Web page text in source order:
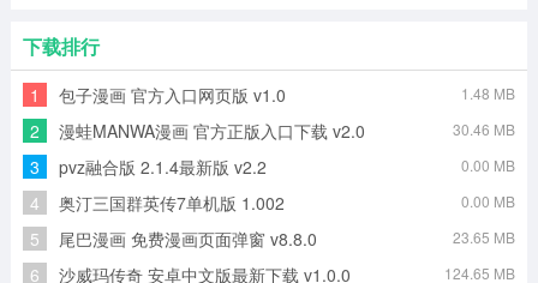
下载排行
1 包子漫画 官方入口网页版 v1.0 1.48 MB
2 漫蛙MANWA漫画 官方正版入口下载 v2.0 30.46 MB
3 pvz融合版 2.1.4最新版 v2.2 0.00 MB
4 奥汀三国群英传7单机版 1.002 0.00 MB
5 尾巴漫画 免费漫画页面弹窗 v8.8.0 23.65 MB
6 沙威玛传奇 安卓中文版最新下载 v1.0.0 124.65 MB